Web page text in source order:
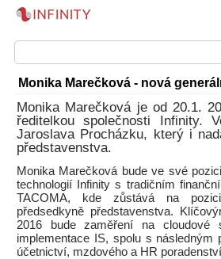
Monika Marečková - nová
Monika Marečková je od 20.1.
ředitelkou společnosti Infinity.
Jaroslava Procházku, který i
představenstva.
Monika Marečková bude ve své
technologií Infinity s tradičním
TACOMA, kde zůstává na
předsedkyně představenstva.
2016 bude zaměření na cloudové
implementace IS, spolu s následným
účetnictví, mzdového a HR